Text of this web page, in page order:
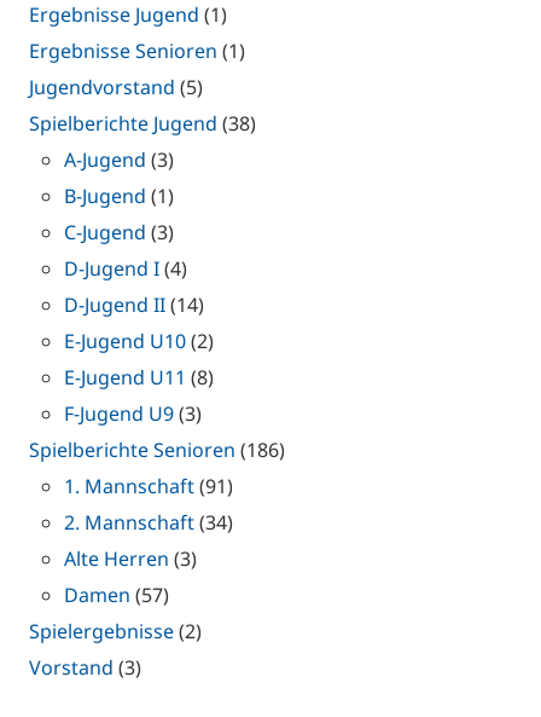
Ergebnisse Jugend (1)
Ergebnisse Senioren (1)
Jugendvorstand (5)
Spielberichte Jugend (38)
A-Jugend (3)
B-Jugend (1)
C-Jugend (3)
D-Jugend I(4)
D-Jugend II(14)
E-Jugend U10(2)
E-Jugend U11 (8)
F-Jugend U9(3)
Spielberichte Senioren (186)
1. Mannschaft(91)
2. Mannschaft(34)
Alte Herren (3)
Damen (57)
Spielergebnisse(2)
Vorstand (3)